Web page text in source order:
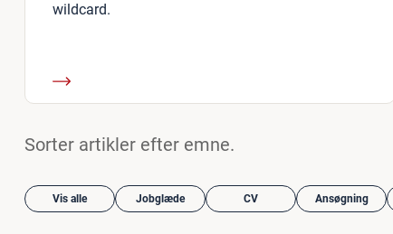
wildcard.
Sorter artikler efter emne.
Vis alle Jobglæde CV Ansøgning